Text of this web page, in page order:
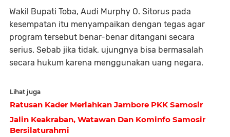
Wakil Bupati Toba, Audi Murphy O. Sitorus pada
kesempatan itu menyampaikan dengan tegas agar
program tersebut benar-benar ditangani secara
serius. Sebab jika tidak, ujungnya bisa bermasalah
secara hukum karena menggunakan uang negara.
Lihat juga
Ratusan Kader Meriahkan Jambore PKK Samosir
Jalin Keakraban, Watawan Dan Kominfo Samosir
Bersilaturahmi